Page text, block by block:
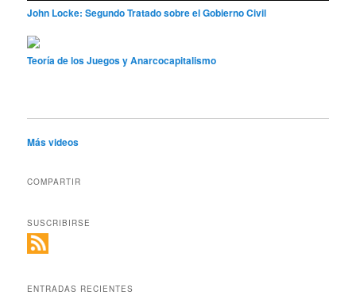
John Locke: Segundo Tratado sobre el Gobierno Civil
Teoría de los Juegos y Anarcocapitalismo
Más videos
COMPARTIR
SUSCRIBIRSE
ENTRADAS RECIENTES